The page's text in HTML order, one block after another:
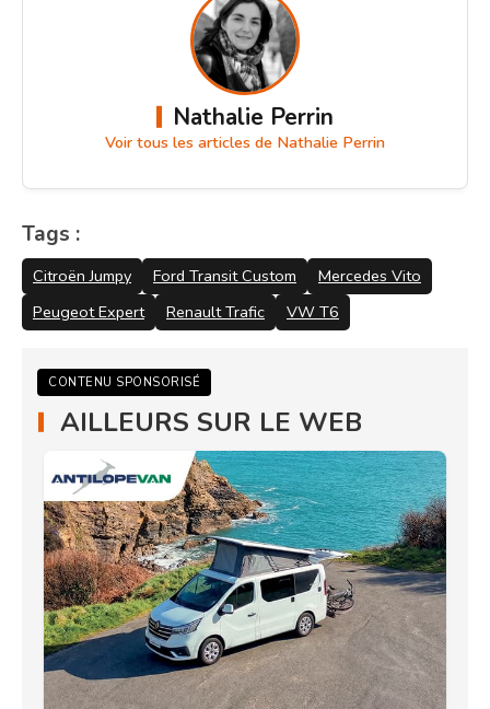
Nathalie Perrin
Voir tous les articles de Nathalie Perrin
Tags :
Citroën Jumpy Ford Transit Custom
Mercedes Vito
Peugeot Expert
Renault Trafic VW T6
CONTENU SPONSORISÉ
AILLEURS SUR LE WEB